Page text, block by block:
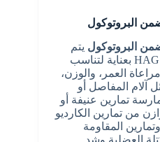
البروتوكول
البروتوكول يتم
اختيار التمارين داخل بروتوكول HAG بعناية لتناسب
العمر، والوزن،
المفاصل أو
تمارين عنيفة أو
من تمارين الكارديو
المقاومة